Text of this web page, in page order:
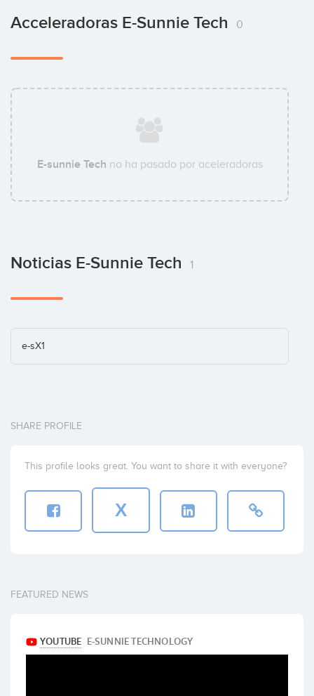
Acceleradoras E-Sunnie Tech 0
E-sunnie Tech no ha pasado por aceleradoras
Noticias E-Sunnie Tech 1
e-sX1
SHARE PROFILE
This profile looks great. You want to share it with everyone?
X
FEATURED NEWS